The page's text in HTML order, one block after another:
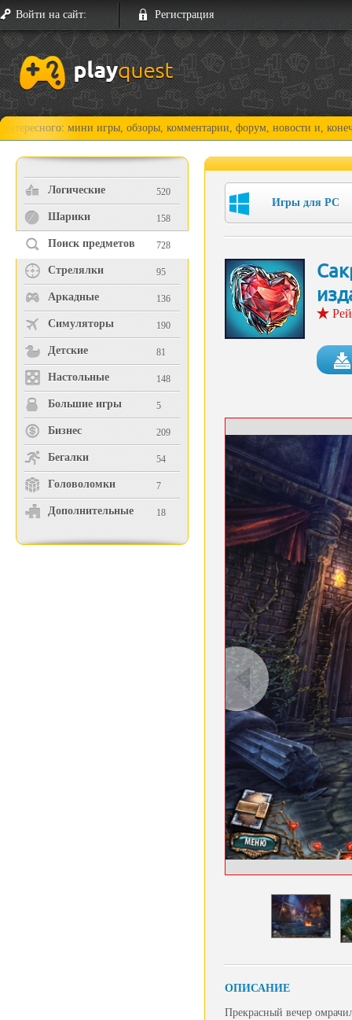
Войти на сайт: Регистрация
мини игры, обзоры, комментарии, форум, новости и, конечно,
Логические 520
Шарики 158
Поиск предметов 728
Стрелялки 95
Аркадные 136
Симуляторы 190
Детские 81
Настольные 148
Большие игры 5
Бизнес 209
Бегалки 54
Головоломки 7
Дополнительные 18
Игры для PC
ОПИСАНИЕ
Прекрасный вечер